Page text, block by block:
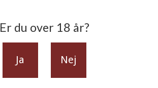
Er du over 18 år?
Ja Nej